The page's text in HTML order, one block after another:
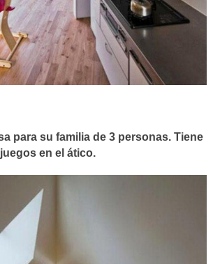
para su familia de 3 personas. Tiene
en el ático.